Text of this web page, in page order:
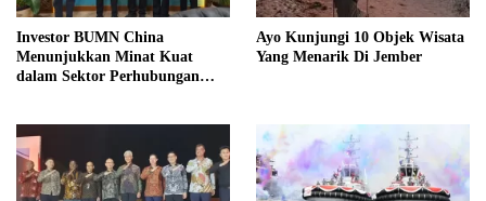
Investor BUMN China
Menunjukkan Minat Kuat
dalam Sektor Perhubungan
Ayo Kunjungi 10 Objek Wisata
Yang Menarik Di Jember